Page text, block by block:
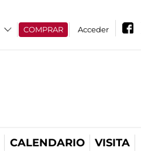
COMPRAR Acceder
CALENDARIO VISITA